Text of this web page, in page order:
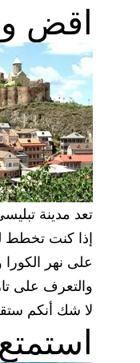
اقضِ
تعد مدينة
إذا كنت تخطط
على نهر الكورا
والتعرف على
لا شك أنكم